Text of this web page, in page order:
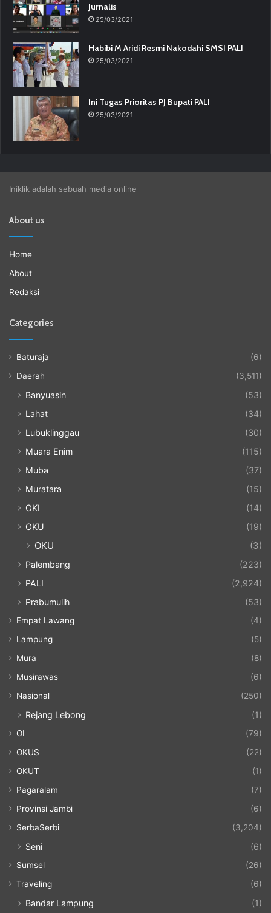
Jurnalis
25/03/2021
Habibi M Aridi Resmi Nakodahi SMSI PALI
25/03/2021
Ini Tugas Prioritas PJ Bupati PALI
25/03/2021
Iniklik adalah sebuah media online
About us
Home
About
Redaksi
Categories
Baturaja
(6)
Daerah
(3,511)
Banyuasin
(53)
Lahat
(34)
Lubuklinggau
(30)
Muara Enim
(115)
Muba
(37)
Muratara
(15)
OKI
(14)
OKU
(19)
OKU (3)
Palembang
(223)
PALI
(2,924)
Prabumulih
(53)
Empat Lawang
(4)
Lampung
(5)
Mura
(8)
Musirawas
(6)
Nasional
(250)
Rejang Lebong (1)
OI
(79)
OKUS
(22)
OKUT
(1)
Pagaralam
(7)
Provinsi Jambi
(6)
SerbaSerbi
(3,204)
Seni (6)
Sumsel
(26)
Traveling
(6)
Bandar Lampung (1)